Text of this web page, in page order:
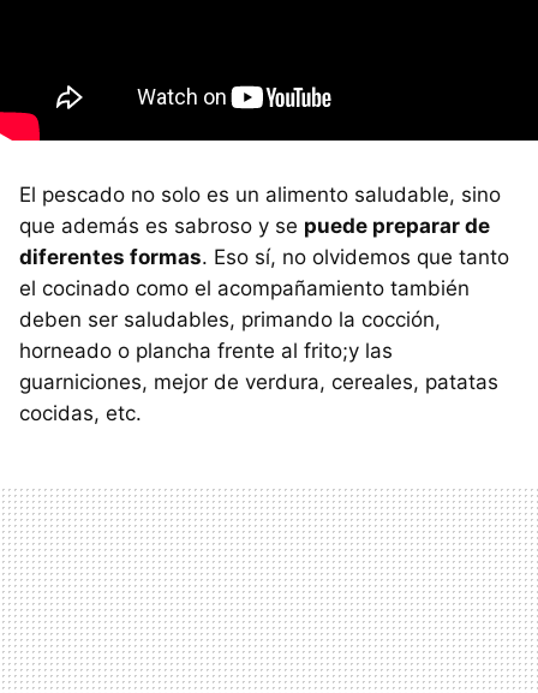
El pescado no solo es un alimento saludable, sino
que además es sabroso y se puede preparar de
diferentes formas. Eso sí, no olvidemos que tanto
el cocinado como el acompañamiento también
deben ser saludables, primando la cocción,
horneado o plancha frente al frito;y las
guarniciones, mejor de verdura, cereales, patatas
cocidas, etc.